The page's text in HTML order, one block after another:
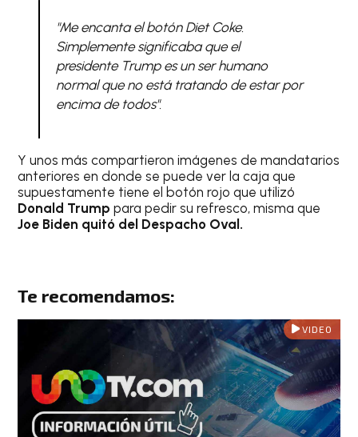
"Me encanta el botón Diet Coke.
Simplemente significaba que el
presidente Trump es un ser humano
normal que no está tratando de estar por
encima de todos".
Y unos más compartieron imágenes de mandatarios
anteriores en donde se puede ver la caja que
supuestamente tiene el botón rojo que utilizó
Donald Trumppara pedir su refresco, misma que
Joe Biden quitó del Despacho Oval.
Te recomendamos:
VIDEO